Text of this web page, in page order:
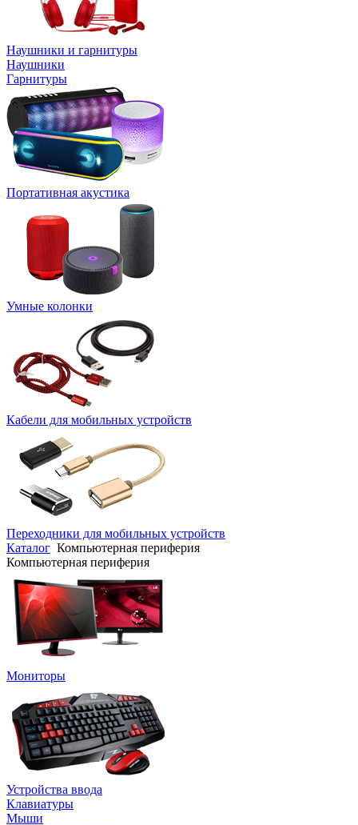
Наушники и гарнитуры
Наушники
Гарнитуры
Портативная акустика
Умные колонки
Кабели для мобильных устройств
Переходники для мобильных устройств
Каталог Компьютерная периферия
Компьютерная периферия
Мониторы
Устройства ввода
Клавиатуры
Мыши